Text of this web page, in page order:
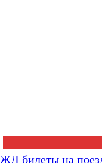
ЖД билеты на